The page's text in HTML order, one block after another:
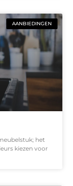
AANBIEDINGEN
het
kiezen voor